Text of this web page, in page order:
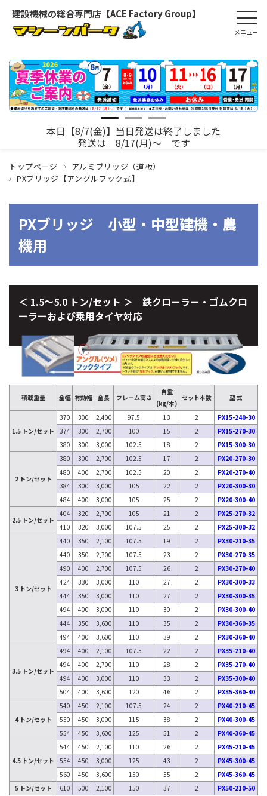
建設機械の総合専門店【ACE Factory Group】
本日【8/7(金)】当日発送は終了しました
発送は 8/17(月)～ です
トップページ
アルミブリッジ（道板）
PXブリッジ【アングルフック式】
PXブリッジ 小型・中型建機・農
機用
＜ 1.5～5.0 トン/セット ＞ 鉄クローラー・ゴムクロ
ーラーおよび乗用タイヤ対応
積載重量 全幅 有効幅 全長 フレーム高さ
自重
(kg/本)
セット本数 型 式
1.5 トン/セット
370 300 2,400 97.5 13 2
PX15-240-30
374
300 2,700 100 15 2
PX15-270-30
380
300 3,000 102.5 18 2 PX15-300-30
2 トン/セット
380 300 2,700 102.5 17 2
PX20-270-30
480
400 2,700 102.5 20 2
PX20-270-40
384
300 3,000 105 22 2
PX20-300-30
484
400 3,000 105 25 2 PX20-300-40
2.5 トン/セット
404 320 2,700 105 21 2
PX25-270-32
410
320 3,000 107.5 25 2 PX25-300-32
3 トン/セット
440 350 2,100 107.5 19 2
PX30-210-35
440
350 2,700 107.5 23 2
PX30-270-35
490
400 2,700 107.5 26 2
PX30-270-40
424
330 3,000 110 27 2
PX30-300-33
444
350 3,000 110 27 2
PX30-300-35
494
400 3,000 110 30 2
PX30-300-40
444
350 3,600 110 35 2
PX30-360-35
494
400 3,600 110 39 2 PX30-360-40
3.5 トン/セット
494 400 2,100 107.5 22 2
PX35-210-40
494
400 2,700 110 28 2
PX35-270-40
494
400 3,000 110 33 2
PX35-300-40
504
400 3,600 120 46 2 PX35-360-40
4 トン/セット
540 450 2,100 107.5 24 2
PX40-210-45
550
450 3,000 115 38 2
PX40-300-45
554
450 3,600 125 51 2 PX40-360-45
4.5 トン/セット
544 450 2,100 110 26 2
PX45-210-45
554
450 3,000 125 43 2
PX45-300-45
560
450 3,600 150 55 2
PX45-360-45
5 トン/セット
610 500 2,100 150 37 2 PX50-210-50